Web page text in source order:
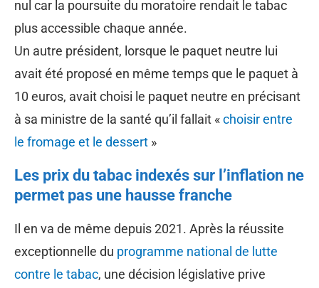
nul car la poursuite du moratoire rendait le tabac
plus accessible chaque année.
Un autre président, lorsque le paquet neutre lui
avait été proposé en même temps que le paquet à
10 euros, avait choisi le paquet neutre en précisant
à sa ministre de la santé qu’il fallait «choisir entre
le fromage et le dessert »
Les prix du tabac indexés sur l’inflation ne
permet pas une hausse franche
Il en va de même depuis 2021. Après la réussite
exceptionnelle du programme national de lutte
contre le tabac, une décision législative prive